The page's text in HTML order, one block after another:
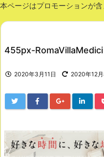
本ページはプロモーションが
455px-RomaVillaMedici
2020年3月11日 2020年12月